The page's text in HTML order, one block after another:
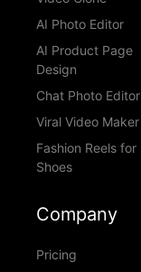
AI Photo Editor
AI Product Page
Design
Chat Photo Editor
Viral Video Maker
Fashion Reels for
Shoes
Company
Pricing